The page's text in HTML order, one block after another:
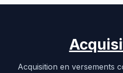
Acquisition en versements